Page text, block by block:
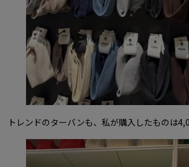
トレンドのターバンも、私が購入したものは